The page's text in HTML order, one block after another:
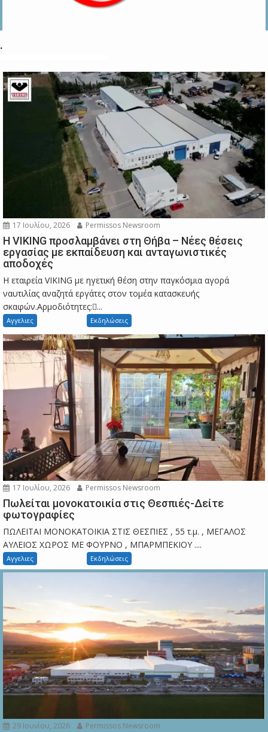
.
17 Ιουλίου, 2026 Permissos Newsroom
Η VIKING προσλαμβάνει στη Θήβα – Νέες θέσεις
εργασίας με εκπαίδευση και ανταγωνιστικές
αποδοχές
Η εταιρεία VIKING με ηγετική θέση στην παγκόσμια αγορά
ναυτιλίας αναζητά εργάτες στον τομέα κατασκευής
σκαφών.Αρμοδιότητες:...
Αγγελιες Εκδηλώσεις
17 Ιουλίου, 2026 Permissos Newsroom
Πωλείται μονοκατοικία στις Θεσπιές-Δείτε
φωτογραφίες
ΠΩΛΕΙΤΑΙ ΜΟΝΟΚΑΤΟΙΚΙΑ ΣΤΙΣ ΘΕΣΠΙΕΣ , 55 τ.μ. , ΜΕΓΑΛΟΣ
ΑΥΛΕΙΟΣ ΧΩΡΟΣ ΜΕ ΦΟΥΡΝΟ , ΜΠΑΡΜΠΕΚΙΟΥ ....
Αγγελιες Εκδηλώσεις
29 Ιουνίου, 2026 Permissos Newsroom